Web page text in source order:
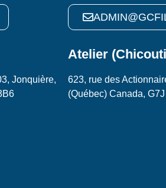
Jonquière,
Atelier
623, rue des
(Québec) Canada,